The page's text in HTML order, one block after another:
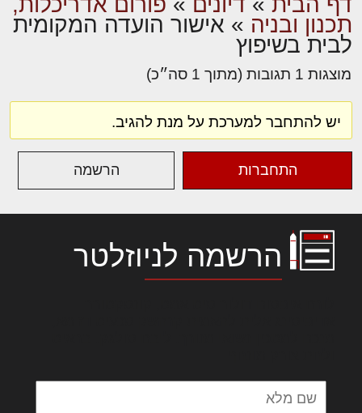
תכנון ובניה » אישור הועדה המקומית
לבית בשיפוץ
מוצגות 1 תגובות (מתוך 1 סה״כ)
יש להתחבר למערכת על מנת להגיב.
התחברות הרשמה
הרשמה לניוזלטר